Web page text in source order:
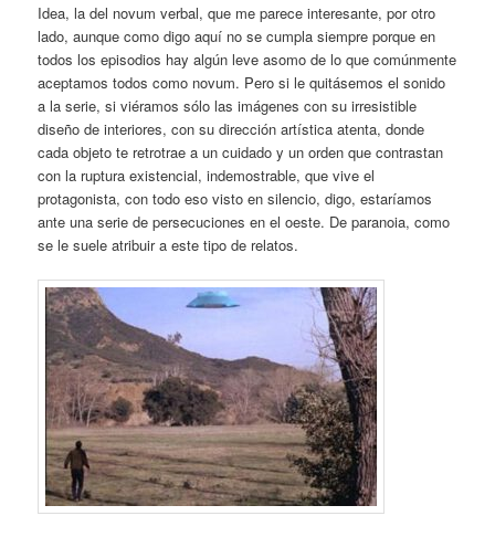
Idea, la del novum verbal, que me parece interesante, por otro
lado, aunque como digo aquí no se cumpla siempre porque en
todos los episodios hay algún leve asomo de lo que comúnmente
aceptamos todos como novum. Pero si le quitásemos el sonido
a la serie, si viéramos sólo las imágenes con su irresistible
diseño de interiores, con su dirección artística atenta, donde
cada objeto te retrotrae a un cuidado y un orden que contrastan
con la ruptura existencial, indemostrable, que vive el
protagonista, con todo eso visto en silencio, digo, estaríamos
ante una serie de persecuciones en el oeste. De paranoia, como
se le suele atribuir a este tipo de relatos.